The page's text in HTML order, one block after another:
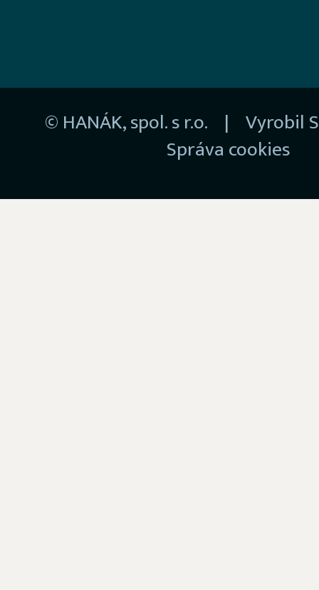
© HANÁK, spol. s r.o. | Vyrobil
Správa cookies